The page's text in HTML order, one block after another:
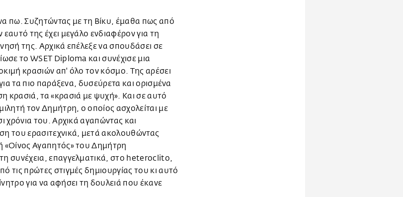
πω. Συζητώντας με τη Βίκυ, έμαθα πως από
της έχει μεγάλο ενδιαφέρον για τη
της. Αρχικά επέλεξε να σπουδάσει σε
το WSET Diploma και συνέχισε μια
κρασιών απ' όλο τον κόσμο. Της αρέσει
τα πιο παράξενα, δυσεύρετα και ορισμένα
κρασιά, τα «κρασιά με ψυχή». Και σε αυτό
τον Δημήτρη, ο οποίος ασχολείται με
χρόνια του. Αρχικά αγαπώντας και
του ερασιτεχνικά, μετά ακολουθώντας
«Οίνος Αγαπητός» του Δημήτρη
συνέχεια, επαγγελματικά, στο heteroclito,
τις πρώτες στιγμές δημιουργίας του κι αυτό
για να αφήσει τη δουλειά που έκανε